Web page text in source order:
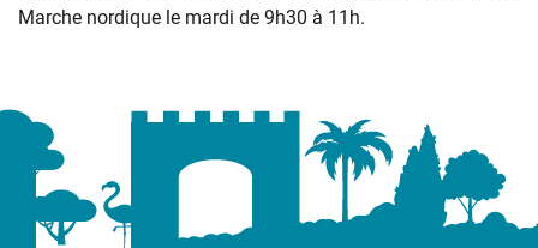
Marche nordique le mardi de 9h30 à 11h.